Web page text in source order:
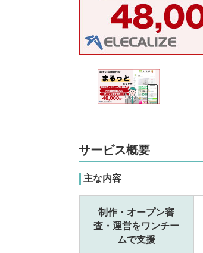
サービス概要
主な内容
制作・オープン審
査・運営をワンチー
ムで支援